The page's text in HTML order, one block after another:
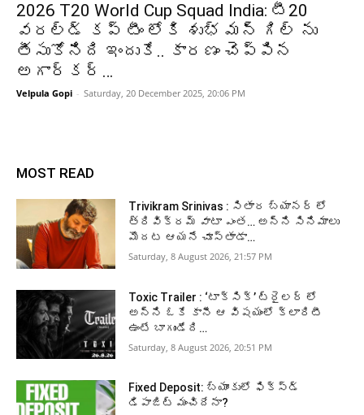
2026 T20 World Cup Squad India: టీ20
వరల్డ్ కప్ టీం లోకి శుభ్ మన్ గిల్ ను
తీసుకోనిది ఇందుకే.. కారణం చెప్పిన
అగార్కర్…
Velpula Gopi - Saturday, 20 December 2025, 20:06 PM
MOST READ
Trivikram Srinivas : సితార బ్యానర్ లో
త్రివిక్రమ్ వాటా ఎంత… అన్ని సినిమాలు
మొదట ఆయనే చూస్తాడా…
Saturday, 8 August 2026, 21:57 PM
Toxic Trailer : ‘టాక్సిక్’ ట్రైలర్ లో
అన్ని ఓకే కానీ ఆ విషయంలో క్లారిటీ
ఉంటే బాగుండేది…
Saturday, 8 August 2026, 20:51 PM
Fixed Deposit: బ్యాంకులో ఫిక్స్డ్
డిపాజిట్ మంచిదేనా?